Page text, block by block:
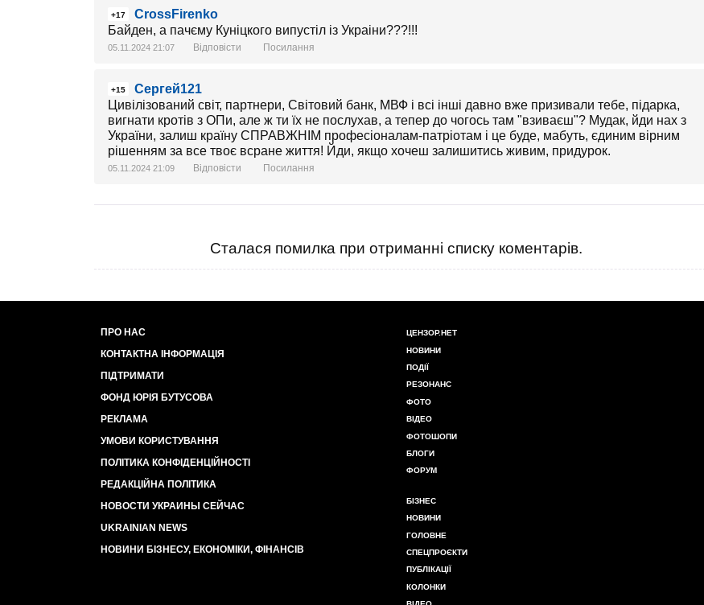
+17
CrossFirenko
Байден, а пачєму Куніцкого випустіл із Украіни???!!!
05.11.2024 21:07 Відповісти Посилання
+15
Сергей121
Цивілізований світ, партнери, Світовий банк, МВФ і всі інші давно вже призивали тебе, підарка,
вигнати кротів з ОПи, але ж ти їх не послухав, а тепер до чогось там "взиваєш"? Мудак, йди нах з
України, залиш країну СПРАВЖНІМ професіоналам-патріотам і це буде, мабуть, єдиним вірним
рішенням за все твоє всране життя! Йди, якщо хочеш залишитись живим, придурок.
05.11.2024 21:09 Відповісти Посилання
Сталася помилка при отриманні списку коментарів.
ПРО НАС
КОНТАКТНА ІНФОРМАЦІЯ
ПІДТРИМАТИ
ФОНД ЮРІЯ БУТУСОВА
РЕКЛАМА
УМОВИ КОРИСТУВАННЯ
ПОЛІТИКА КОНФІДЕНЦІЙНОСТІ
РЕДАКЦІЙНА ПОЛІТИКА
НОВОСТИ УКРАИНЫ СЕЙЧАС
UKRAINIAN NEWS
НОВИНИ БІЗНЕСУ, ЕКОНОМІКИ, ФІНАНСІВ
ЦЕНЗОР.НЕТ
НОВИНИ
ПОДІЇ
РЕЗОНАНС
ФОТО
ВІДЕО
ФОТОШОПИ
БЛОГИ
ФОРУМ
БІЗНЕС
НОВИНИ
ГОЛОВНЕ
СПЕЦПРОЄКТИ
ПУБЛІКАЦІЇ
КОЛОНКИ